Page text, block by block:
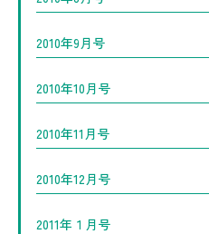
2010年9月号
2010年10月号
2010年11月号
2010年12月号
2011年１月号